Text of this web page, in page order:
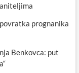
prognanika
Benkovca: put